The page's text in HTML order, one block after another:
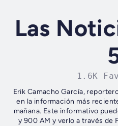
Las
1.6K
Erik Camacho García,
en la información más
mañana. Este informativo puedes escucharlo por el 96.9 FM
y 900 AM y verlo a través de Foro TV.